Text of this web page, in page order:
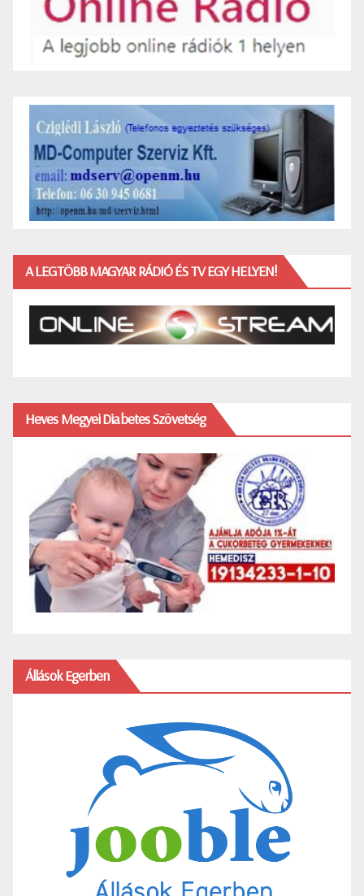
A LEGTÖBB MAGYAR RÁDIÓ ÉS TV EGY HELYEN!
Heves Megyei Diabetes Szövetség
Állások Egerben